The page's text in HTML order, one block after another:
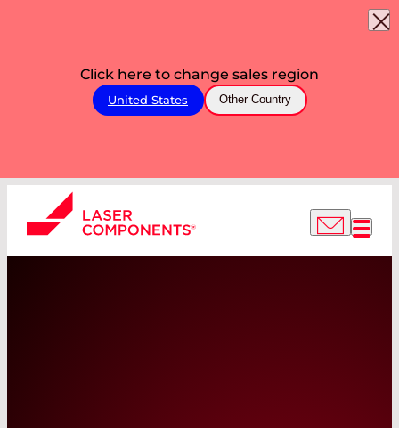
Click here to change sales region
United States Other Country